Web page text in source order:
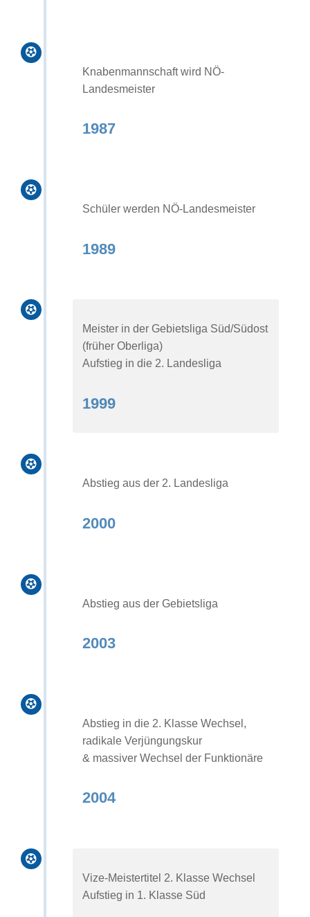

Knabenmannschaft wird NÖ-
Landesmeister
1987

Schüler werden NÖ-Landesmeister
1989

Meister in der Gebietsliga Süd/Südost
(früher Oberliga)
Aufstieg in die 2. Landesliga
1999

Abstieg aus der 2. Landesliga
2000

Abstieg aus der Gebietsliga
2003

Abstieg in die 2. Klasse Wechsel,
radikale Verjüngungskur
& massiver Wechsel der Funktionäre
2004

Vize-Meistertitel 2. Klasse Wechsel
Aufstieg in 1. Klasse Süd